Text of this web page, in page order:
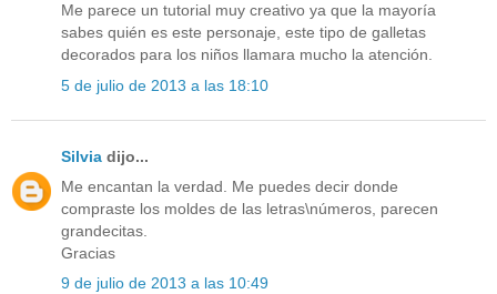
Me parece un tutorial muy creativo ya que la mayoría
sabes quién es este personaje, este tipo de galletas
decorados para los niños llamara mucho la atención.
5 de julio de 2013 a las 18:10
Silvia dijo...
Me encantan la verdad. Me puedes decir donde
compraste los moldes de las letras\números, parecen
grandecitas.
Gracias
9 de julio de 2013 a las 10:49